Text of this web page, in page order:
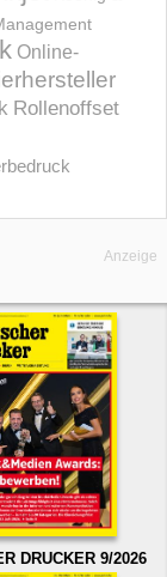
Online-
Rollenoffset
Anzeige
DRUCKER 9/2026